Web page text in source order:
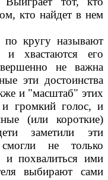
кто найдет в нем
по кругу называют
и хвастаются его
не важна
эти достоинства
и "масштаб" этих
громкий голос, и
(или короткие)
заметили эти
не только
и похвалиться ими
выбирают сами